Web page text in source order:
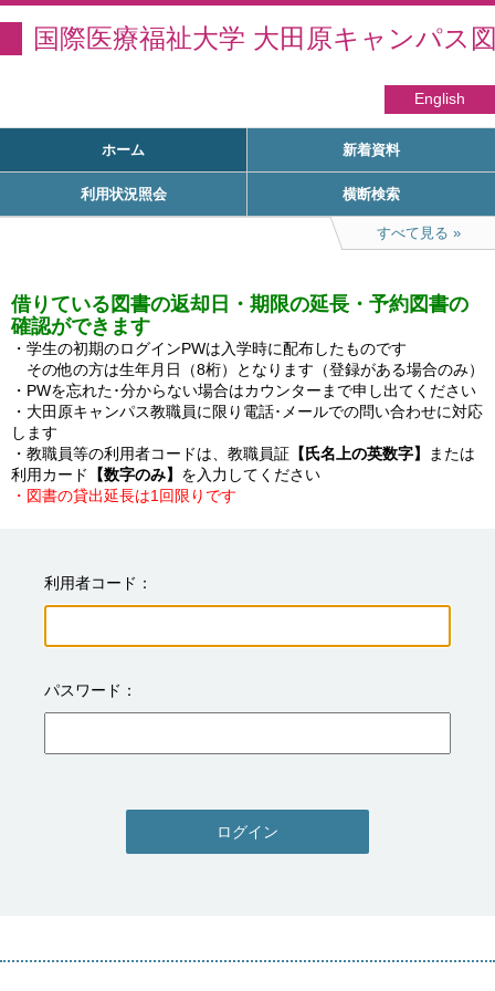
国際医療福祉大学 大田原キャンパス
English
ホーム 新着資料
利用状況照会 横断検索
すべて見る
借りている図書の返却日・期限の延長・予約図書の
確認ができます
・学生の初期のログインPWは入学時に配布したものです
その他の方は生年月日（8桁）となります（登録がある場合のみ）
・PWを忘れた･分からない場合はカウンターまで申し出てください
・大田原キャンパス教職員に限り電話･メールでの問い合わせに対応
します
・教職員等の利用者コードは、教職員証 【氏名上の英数字】
または
利用カード
【数字のみ】
・図書の貸出延長は1回限りです
利用者コード
パスワード
ログイン